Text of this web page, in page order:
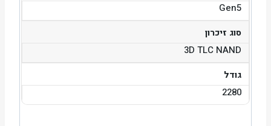
Gen5
סוג זיכרון
3D TLC NAND
גודל
2280